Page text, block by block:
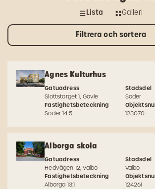
Lista Galleri
Filtrera och sortera
Agnes Kulturhus
Gatuadress
Slottstorget 1, Gävle
Stadsdel
Söder
Fastighetsbeteckning
Söder 14:5
123070
Alborga skola
Gatuadress
Hedvägen 12, Valbo
Stadsdel
Valbo
Fastighetsbeteckning
Alborga 13:1
124261